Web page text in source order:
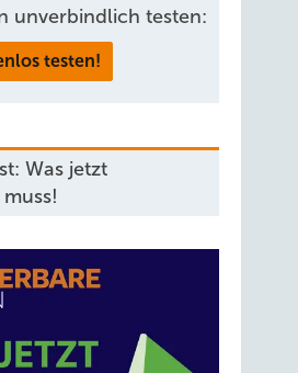
unverbindlich testen:
testen!
Was jetzt